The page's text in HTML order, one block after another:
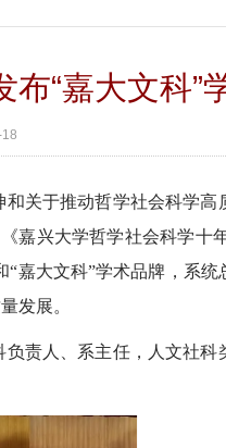
“嘉大文科”
关于推动哲学社会科学高
兴大学哲学社会科学十年
嘉大文科”学术品牌，系统
发展。
责人、系主任，人文社科